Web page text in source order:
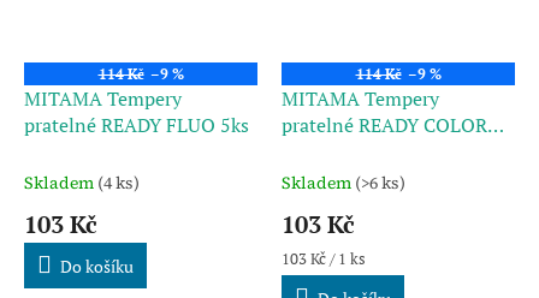
114 Kč –9 %
MITAMA Tempery
pratelné READY FLUO 5ks
Skladem (4 ks)
103 Kč
Do košíku
114 Kč –9 %
MITAMA Tempery
pratelné READY COLOR
Skladem (>6 ks)
103 Kč
Měrná
cena:
103 Kč / 1 ks